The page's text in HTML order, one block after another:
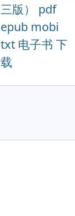
三版） pdf
epub mobi
txt 电子书 下
载